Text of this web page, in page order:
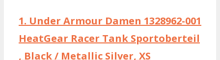
1. Under Armour Damen 1328962-001
HeatGear Racer Tank Sportoberteil
, Black / Metallic Silver, XS